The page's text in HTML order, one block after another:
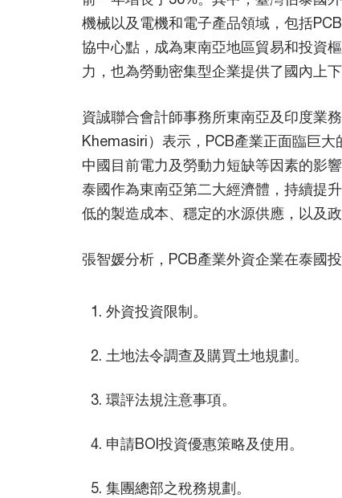
機械以及電機和電子產品領域，包括
協中心點，成為東南亞地區貿易和投資
力，也為勞動密集型企業提供了國內上
資誠聯合會計師事務所東南亞及印度業
Khemasiri）表示，PCB產業正面臨巨
中國目前電力及勞動力短缺等因素的影
泰國作為東南亞第二大經濟體，持續提
低的製造成本、穩定的水源供應，以及
張智媛分析，PCB產業外資企業在泰國
外資投資限制。
土地法令調查及購買土地規劃。
環評法規注意事項。
申請BOI投資優惠策略及使用。
集團總部之稅務規劃。